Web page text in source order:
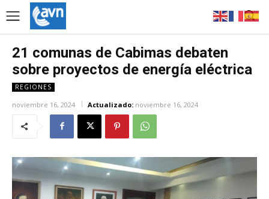
21 comunas de Cabimas debaten
sobre proyectos de energía eléctrica
REGIONES
noviembre 16, 2024 Actualizado: noviembre 16, 2024